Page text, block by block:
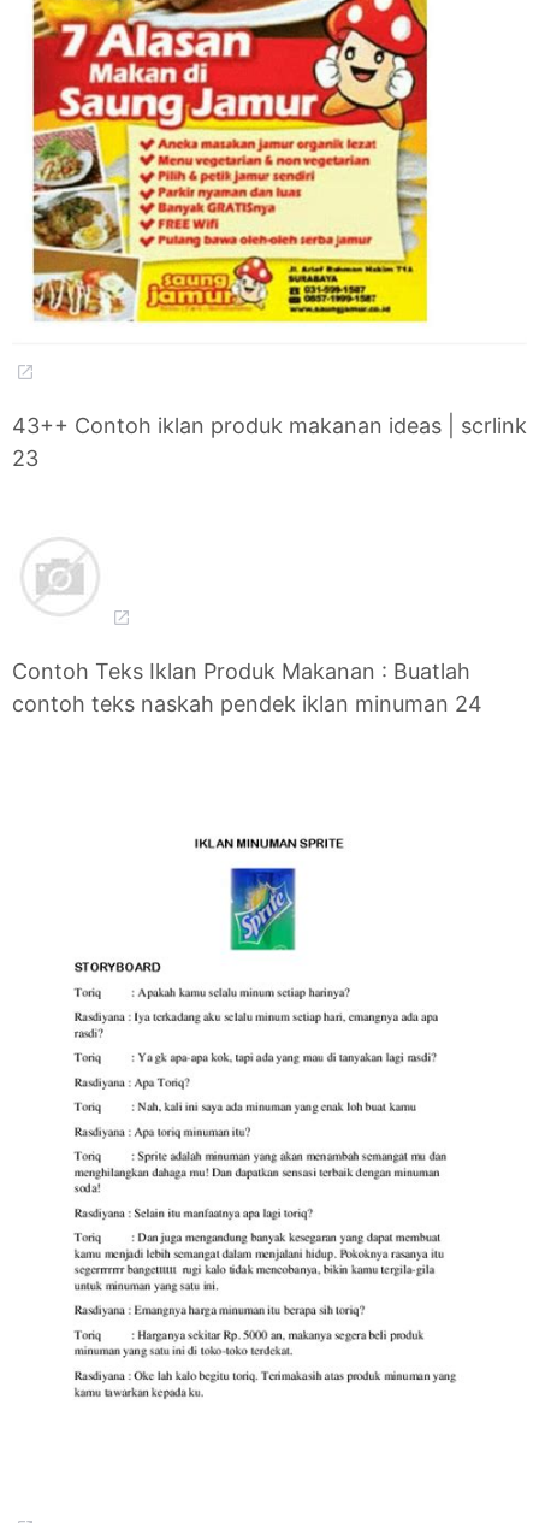
43++ Contoh iklan produk makanan ideas | scrlink
23
Contoh Teks Iklan Produk Makanan : Buatlah
contoh teks naskah pendek iklan minuman 24